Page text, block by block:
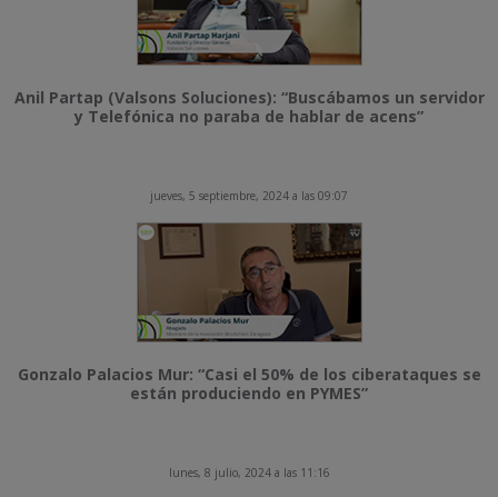
Anil Partap (Valsons Soluciones): “Buscábamos un servidor
y Telefónica no paraba de hablar de acens”
jueves, 5 septiembre, 2024 a las 09:07
Gonzalo Palacios Mur: “Casi el 50% de los ciberataques se
están produciendo en PYMES”
lunes, 8 julio, 2024 a las 11:16